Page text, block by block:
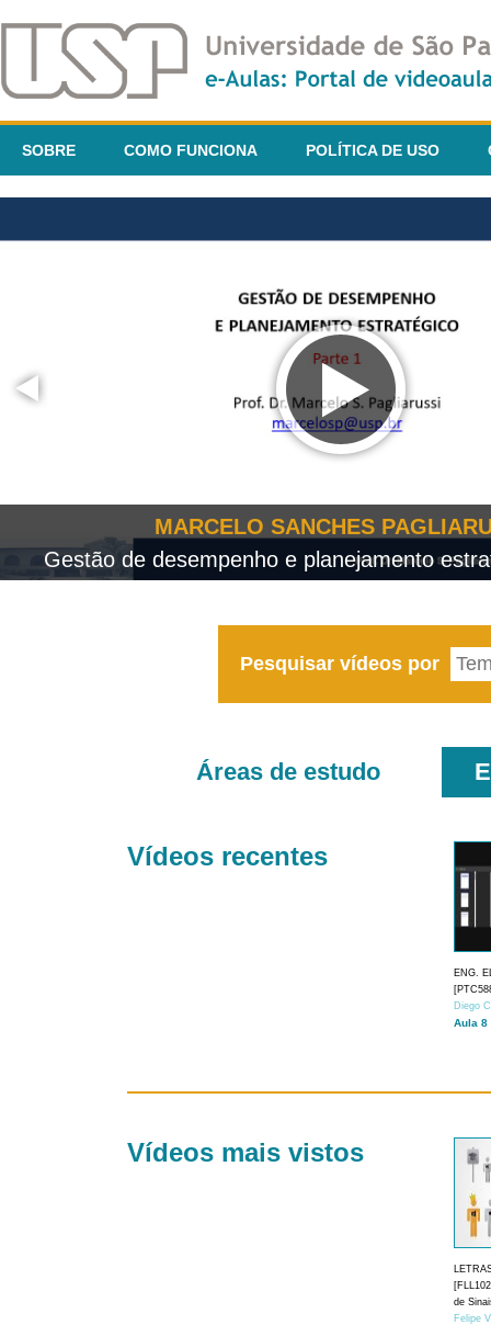
SOBRE COMO FUNCIONA POLÍTICA DE USO
MARCELO SANCHES
Gestão de desempenho e planejamento
Pesquisar vídeos por
Áreas de estudo
Vídeos recentes
ENG.
Diego
Aula 8
Vídeos mais vistos
de
Felipe